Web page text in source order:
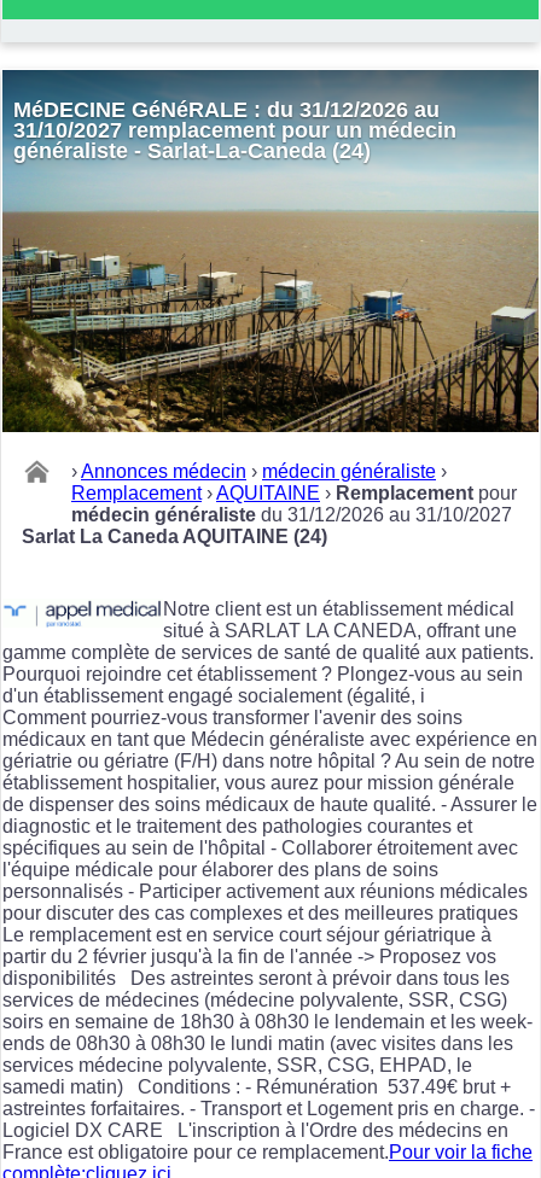
MéDECINE GéNéRALE : du 31/12/2026 au
31/10/2027 remplacement pour un médecin
généraliste - Sarlat-La-Caneda (24)
›Annonces médecin › médecin généraliste ›
Remplacement ›AQUITAINE › Remplacement pour
médecin généraliste du 31/12/2026 au 31/10/2027
Sarlat La Caneda AQUITAINE (24)
Notre client est un établissement médical
situé à SARLAT LA CANEDA, offrant une
gamme complète de services de santé de qualité aux patients.
Pourquoi rejoindre cet établissement ? Plongez-vous au sein
d'un établissement engagé socialement (égalité, i
Comment pourriez-vous transformer l'avenir des soins
médicaux en tant que Médecin généraliste avec expérience en
gériatrie ou gériatre (F/H) dans notre hôpital ? Au sein de notre
établissement hospitalier, vous aurez pour mission générale
de dispenser des soins médicaux de haute qualité. - Assurer le
diagnostic et le traitement des pathologies courantes et
spécifiques au sein de l'hôpital - Collaborer étroitement avec
l'équipe médicale pour élaborer des plans de soins
personnalisés - Participer activement aux réunions médicales
pour discuter des cas complexes et des meilleures pratiques
Le remplacement est en service court séjour gériatrique à
partir du 2 février jusqu'à la fin de l'année -> Proposez vos
disponibilités Des astreintes seront à prévoir dans tous les
services de médecines (médecine polyvalente, SSR, CSG)
soirs en semaine de 18h30 à 08h30 le lendemain et les week-
ends de 08h30 à 08h30 le lundi matin (avec visites dans les
services médecine polyvalente, SSR, CSG, EHPAD, le
samedi matin) Conditions : - Rémunération 537.49€ brut +
astreintes forfaitaires. - Transport et Logement pris en charge. -
Logiciel DX CARE L'inscription à l'Ordre des médecins en
France est obligatoire pour ce remplacement.Pour voir la fiche
complète:cliquez ici